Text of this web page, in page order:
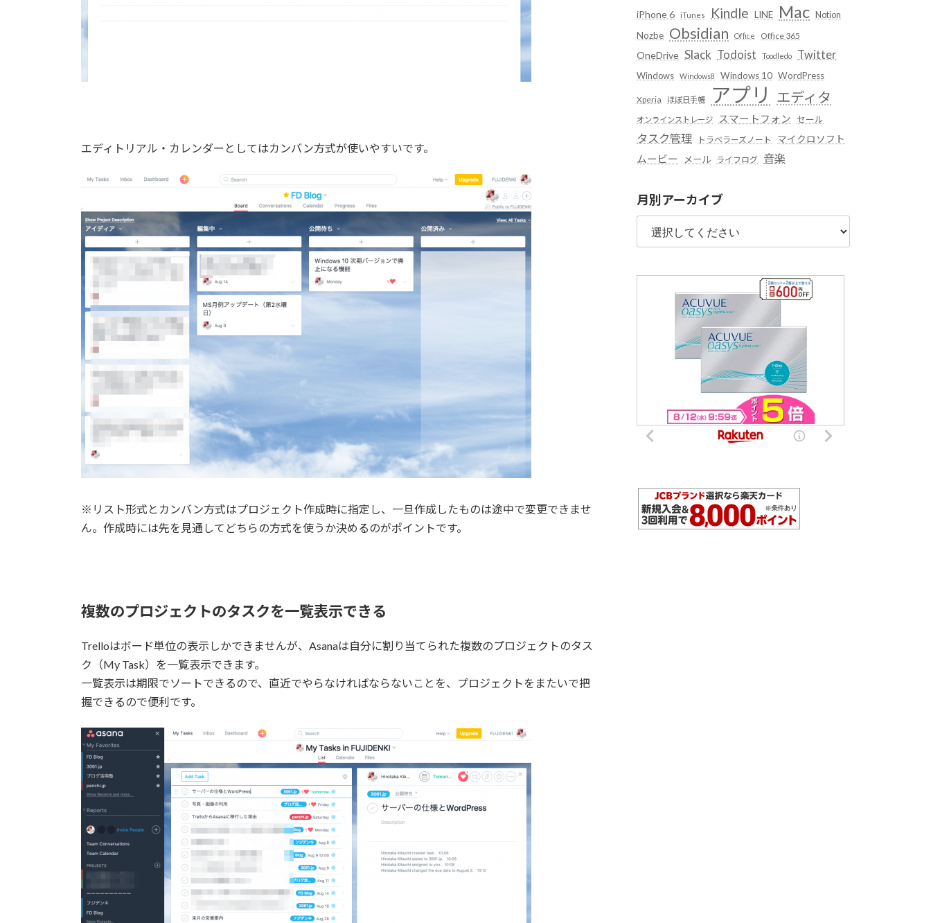
エディトリアル・カレンダーとしてはカンバン方式が使いやすいです。
※リスト形式とカンバン方式はプロジェクト作成時に指定し、一旦作成したものは途中で変更できませ
ん。作成時には先を見通してどちらの方式を使うか決めるのがポイントです。
複数のプロジェクトのタスクを一覧表示できる
Trelloはボード単位の表示しかできませんが、Asanaは自分に割り当てられた複数のプロジェクトのタス
ク（My Task）を一覧表示できます。
一覧表示は期限でソートできるので、直近でやらなければならないことを、プロジェクトをまたいで把
握できるので便利です。
iPhone 6 iTunes Kindle LINE Mac Notion
Nozbe Obsidian Office Office 365
OneDrive Slack Todoist Toodledo Twitter
Windows Windows8 Windows 10 WordPress
Xperia ほぼ日手帳 アプリ エディタ
オンラインストレージ スマートフォン セール
タスク管理 トラベラーズノート マイクロソフト
ムービー メール ライフログ 音楽
月別アーカイブ